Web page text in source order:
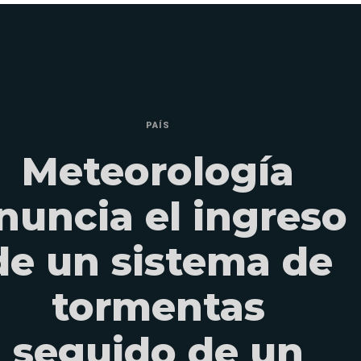
PAÍS
Meteorología
el ingreso
un sistema de
tormentas